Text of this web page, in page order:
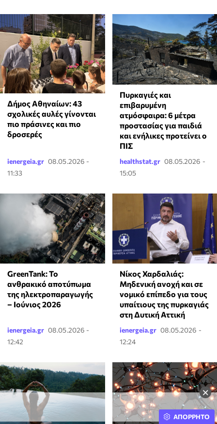
×
Δήμος Αθηναίων: 43
σχολικές αυλές γίνονται
πιο πράσινες και πιο
δροσερές
ienergeia.gr 08.05.2026 -
11:33
Πυρκαγιές και
επιβαρυμένη
ατμόσφαιρα: 6 μέτρα
προστασίας για παιδιά
και ενήλικες προτείνει ο
ΠΙΣ
healthstat.gr 08.05.2026 -
15:05
GreenTank: Το
ανθρακικό αποτύπωμα
της ηλεκτροπαραγωγής
– Ιούνιος 2026
ienergeia.gr 08.05.2026 -
12:42
Νίκος Χαρδαλιάς:
Μηδενική ανοχή και σε
νομικό επίπεδο για τους
υπαίτιους της πυρκαγιάς
στη Δυτική Αττική
ienergeia.gr 08.05.2026 -
12:24
ΑΠΟΡΡΗΤΟ